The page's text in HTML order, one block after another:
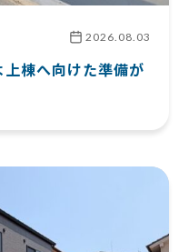
2026.08.03
上棟へ向けた準備が